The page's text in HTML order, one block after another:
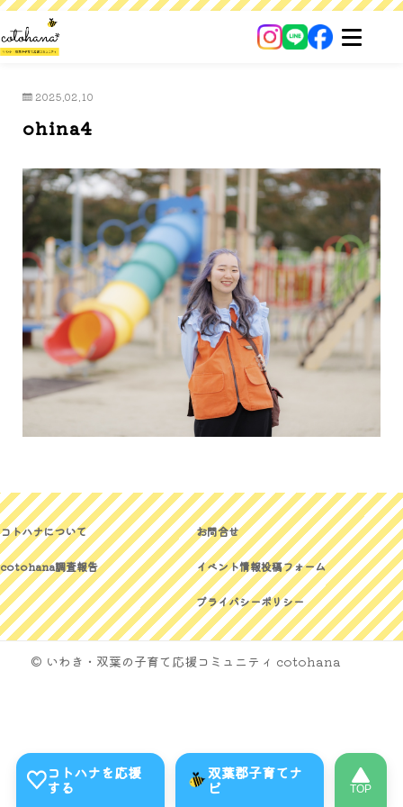
2025.02.10
ohina4
コトハナについて
cotohana調査報告
お問合せ
イベント情報投稿フォーム
プライバシーポリシー
© いわき・双葉の子育て応援コミュニティ cotohana
コトハナを応援
する
双葉郡子育てナ
ビ TOP